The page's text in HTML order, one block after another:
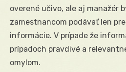
overené učivo, ale aj manažér
zamestnancom podávať len
informácie. V prípade že
prípadoch pravdivé a
omylom.